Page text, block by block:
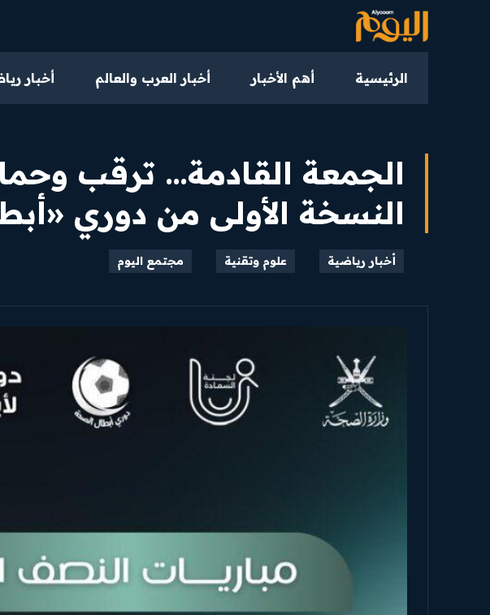
الرئيسية أهم الأخبار أخبار العرب والعالم أخبار
الجمعة القادمة… ترقب
النسخة الأولى من دوري
أخبار رياضية علوم وتقنية مجتمع اليوم